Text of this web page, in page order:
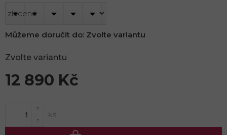
12 890 Kč
Zvolte variantu
Můžeme doručit do: Zvolte variantu